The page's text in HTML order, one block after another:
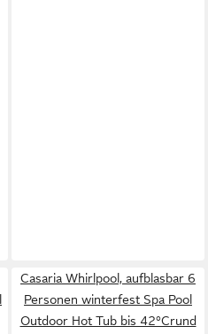
Casaria Whirlpool, aufblasbar 6
Personen winterfest Spa Pool
Outdoor Hot Tub bis 42°Crund